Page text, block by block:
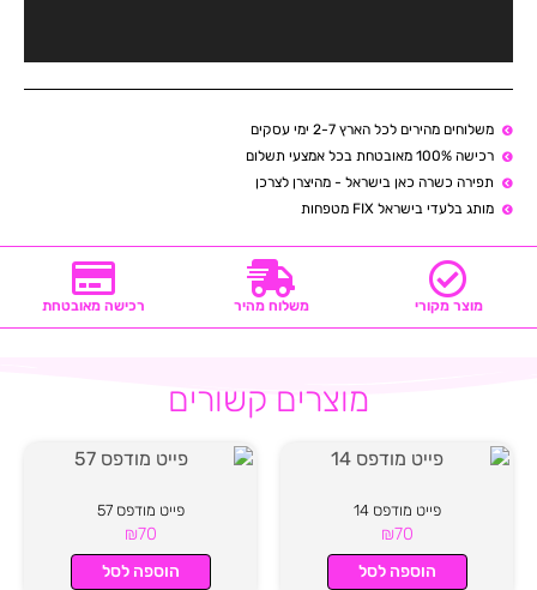
משלוחים מהירים לכל הארץ 2-7 ימי עסקים
רכישה 100% מאובטחת בכל אמצעי תשלום
תפירה כשרה כאן בישראל - מהיצרן לצרכן
מותג בלעדי בישראל FIX מטפחות
מוצר מקורי משלוח מהיר רכישה מאובטחת
מוצרים קשורים
פייט מודפס 14
₪70
הוספה לסל
פייט מודפס 57
₪70
הוספה לסל